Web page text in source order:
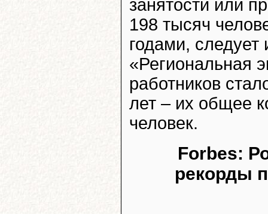
занятости или
198 тысяч
годами, следует
«Региональная
работников
лет – их общее
человек.
Forbes:
рекорды